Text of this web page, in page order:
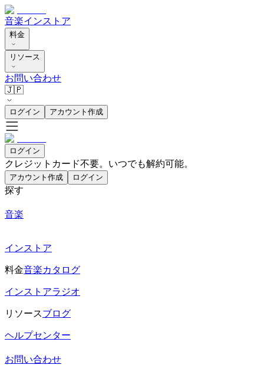
音楽インストア
料金
リソース
お問い合わせ
🇯🇵
ログイン アカウント作成
ログイン
クレジットカード不要。いつでも解約可能。
アカウント作成 ログイン
探す
音楽
インストア
料金音楽カタログ
インストアラジオ
リソースブログ
ヘルプセンター
お問い合わせ